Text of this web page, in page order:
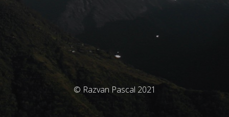
© Razvan Pascal 2021